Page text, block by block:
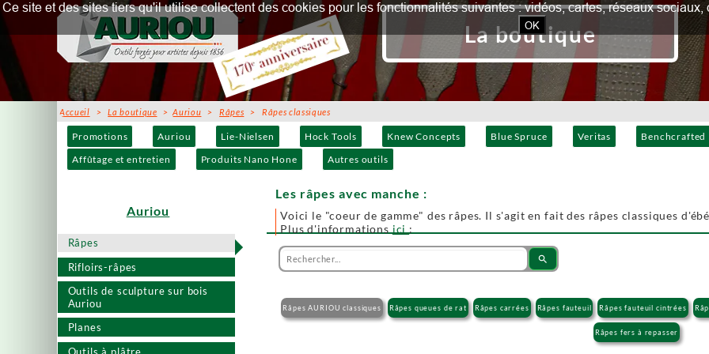
Promotions Auriou Lie-Nielsen Hock Tools Knew Concepts Blue Spruce Veritas Benchcrafted
Affûtage et entretien
Produits Nano Hone Autres outils
Râpes
Rifloirs-râpes
Outils de sculpture sur bois
Auriou
Planes
Outils à plâtre
La boutique
Accueil >La boutique >Auriou >Râpes > Râpes classiques
Les râpes avec manche :
Voici le "coeur de gamme" des râpes. Il s'agit en fait des râpes classiques
Plus d'informations ici :
Auriou
search
Râpes AURIOU classiques Râpes queues de rat Râpes carrées Râpes fauteuil Râpes fauteuil cintrées
Râpes fers à repasser
Ce site et des sites tiers qu'il utilise collectent des cookies pour les fonctionnalités suivantes : vidéos, cartes, réseaux
OK